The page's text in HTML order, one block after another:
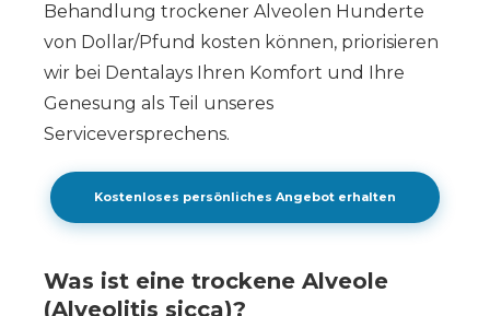
Behandlung trockener Alveolen Hunderte
von Dollar/Pfund kosten können, priorisieren
wir bei Dentalays Ihren Komfort und Ihre
Genesung als Teil unseres
Serviceversprechens.
Kostenloses persönliches Angebot erhalten
Was ist eine trockene Alveole
(Alveolitis sicca)?